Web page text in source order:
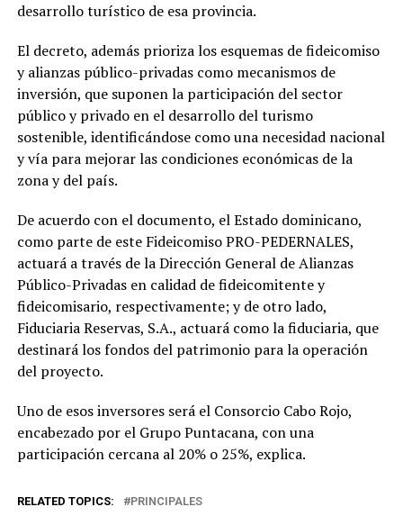
desarrollo turístico de esa provincia.
El decreto, además prioriza los esquemas de fideicomiso
y alianzas público-privadas como mecanismos de
inversión, que suponen la participación del sector
público y privado en el desarrollo del turismo
sostenible, identificándose como una necesidad nacional
y vía para mejorar las condiciones económicas de la
zona y del país.
De acuerdo con el documento, el Estado dominicano,
como parte de este Fideicomiso PRO-PEDERNALES,
actuará a través de la Dirección General de Alianzas
Público-Privadas en calidad de fideicomitente y
fideicomisario, respectivamente; y de otro lado,
Fiduciaria Reservas, S.A., actuará como la fiduciaria, que
destinará los fondos del patrimonio para la operación
del proyecto.
Uno de esos inversores será el Consorcio Cabo Rojo,
encabezado por el Grupo Puntacana, con una
participación cercana al 20% o 25%, explica.
RELATED TOPICS: PRINCIPALES